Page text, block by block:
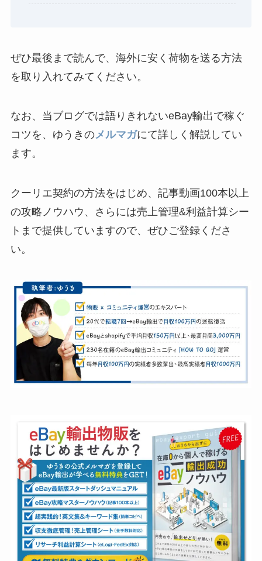
ぜひ最後まで読んで、海外に安く荷物を送る方法
を取り入れてみてください。
なお、当ブログでは語りきれないeBay輸出で稼ぐ
コツを、ゆうきのメルマガにて詳しく解説してい
ます。
クーリエ契約の方法をはじめ、記事動画100本以上
の攻略ノウハウ、さらには売上管理&利益計算シー
トまで提供していますので、ぜひご登録くださ
い。